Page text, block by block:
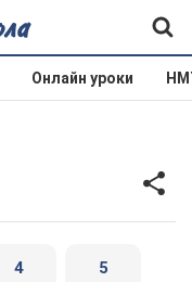
Онлайн уроки
4 5